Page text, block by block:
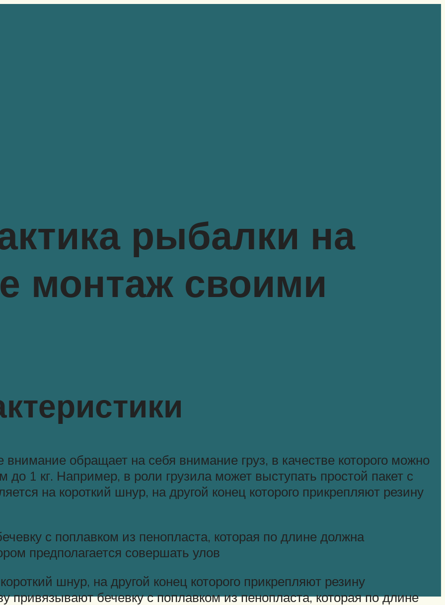
рыбалки на
монтаж своими
обращает на себя внимание груз, в качестве которого можно
до 1 кг. Например, в роли грузила может выступать простой пакет с
на короткий шнур, на другой конец которого прикрепляют резину
с поплавком из пенопласта, которая по длине должна
предполагается совершать улов
шнур, на другой конец которого прикрепляют резину
привязывают бечевку с поплавком из пенопласта, которая по длине